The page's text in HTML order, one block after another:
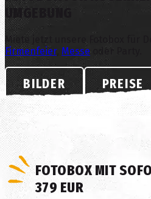
UMGEBUNG
Miete jetzt unsere Fotobox für
Firmenfeier, Messe oder Party.
BILDER PREISE
FOTOBOX MIT
379 EUR